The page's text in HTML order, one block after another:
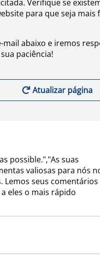
Verifique se
para que seja mais
abaixo e iremos
paciência!
Atualizar página
possible.","As suas
valiosas para nós
Lemos seus comentários
eles o mais rápido